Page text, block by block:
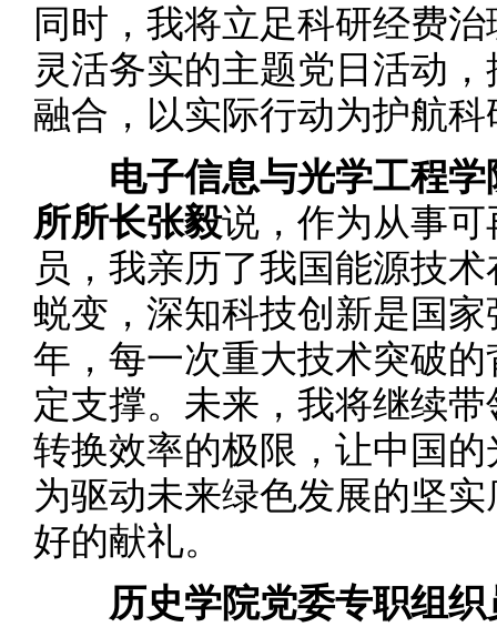
同时，我将立足科研经费
灵活务实的主题党日活动
融合，以实际行动为护航
电子信息与光学工程学
所所长张毅说，作为从事
员，我亲历了我国能源技
蜕变，深知科技创新是国
年，每一次重大技术突破
定支撑。未来，我将继续
转换效率的极限，让中国
为驱动未来绿色发展的坚
好的献礼。
历史学院党委专职组织